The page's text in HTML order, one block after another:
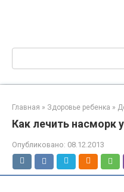
Поиск:
Главная » Здоровье ребенка »
Как лечить насморк
Опубликовано: 08.12.2013